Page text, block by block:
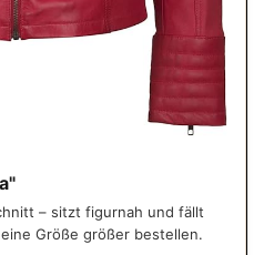
– sitzt figurnah und fällt
Größe größer bestellen.